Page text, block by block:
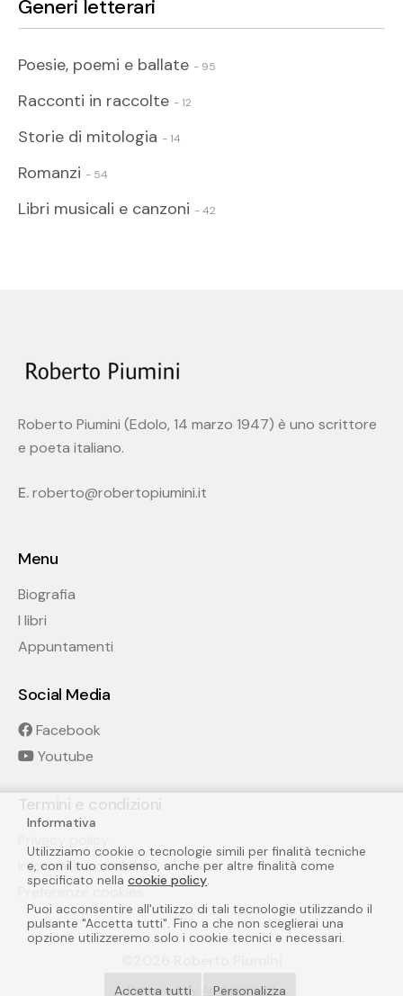
Generi letterari
Poesie, poemi e ballate - 95
Racconti in raccolte - 12
Storie di mitologia - 14
Romanzi - 54
Libri musicali e canzoni - 42
Roberto Piumini (Edolo, 14 marzo 1947) è uno scrittore
e poeta italiano.
E.roberto@robertopiumini.it
Menu
Biografia
I libri
Appuntamenti
Social Media
Facebook
Youtube
Termini e condizioni
Informativa cookies
Preferenze cookies
Powered by Antherica srl
Informativa
Utilizziamo cookie o tecnologie simili per finalità tecniche
e, con il tuo consenso, anche per altre finalità come
specificato nella cookie policy.
Puoi acconsentire all'utilizzo di tali tecnologie utilizzando il
pulsante "Accetta tutti". Fino a che non sceglierai una
opzione utilizzeremo solo i cookie tecnici e necessari.
Accetta tutti Personalizza